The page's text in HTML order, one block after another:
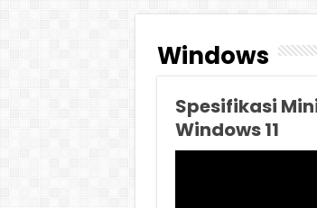
Windows
Spesifikasi
Windows 11